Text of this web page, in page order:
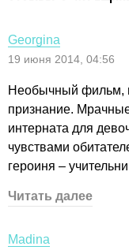
Georgina
19 июня 2014, 04:56
Необычный фильм,
признание.
интерната для
чувствами
героиня –
Читать далее
Madina